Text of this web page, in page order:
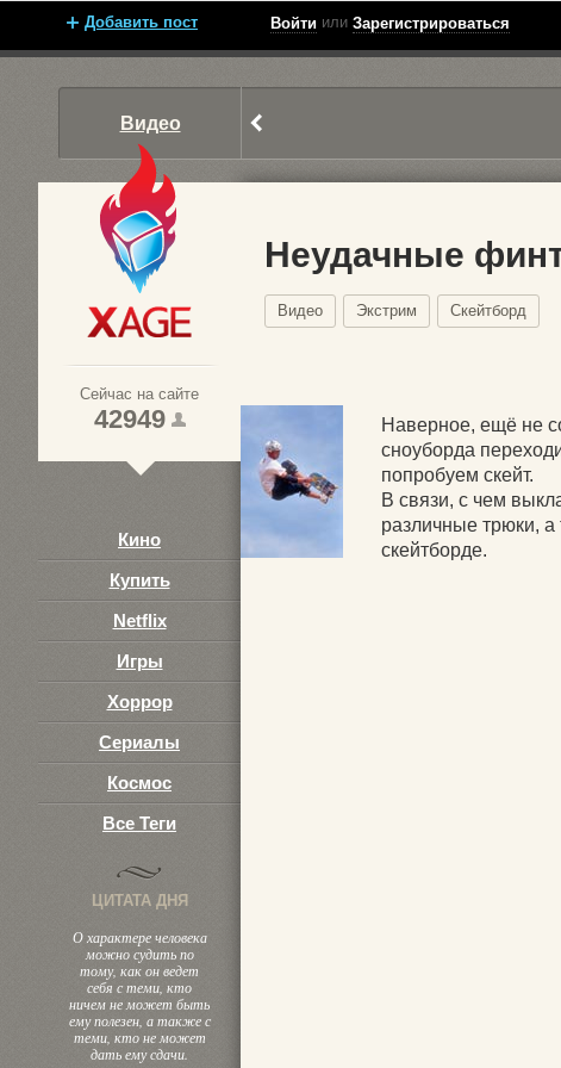
Добавить пост Войти или Зарегистрироваться
Видео
1
Сейчас на сайте
42949
Кино
Купить
Netflix
Игры
Хоррор
Сериалы
Космос
Все Теги
ЦИТАТА ДНЯ
О характере человека
можно судить по
тому, как он ведет
себя с теми, кто
ничем не может быть
ему полезен, а также с
теми, кто не может
дать ему сдачи.
Неудачные
Видео Экстрим Скейтборд
Наверное, ещё не
сноуборда
попробуем скейт.
В связи, с чем
различные трюки,
скейтборде.